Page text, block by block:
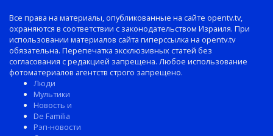
Все права на материалы, опубликованные на сайте opentv.tv,
охраняются в соответствии с законодательством Израиля. При
использовании материалов сайта гиперссылка на opentv.tv
обязательна. Перепечатка эксклюзивных статей без
согласования с редакцией запрещена. Любое использование
фотоматериалов агентств строго запрещено.
Люди
Мультики
Новость и
De Familia
Рэп-новости